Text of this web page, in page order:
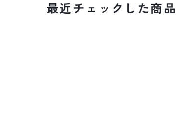
最近チェックした商品